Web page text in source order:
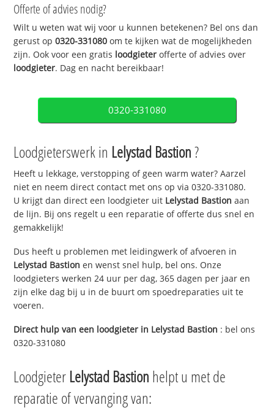
Offerte of advies nodig?
Wilt u weten wat wij voor u kunnen betekenen? Bel ons dan
gerust op0320-331080 om te kijken wat de mogelijkheden
zijn. Ook voor een gratis loodgieter offerte of advies over
loodgieter. Dag en nacht bereikbaar!
0320-331080
Loodgieterswerk in Lelystad Bastion?
Heeft u lekkage, verstopping of geen warm water? Aarzel
niet en neem direct contact met ons op via 0320-331080.
U krijgt dan direct een loodgieter uit Lelystad Bastionaan
de lijn. Bij ons regelt u een reparatie of offerte dus snel en
gemakkelijk!
Dus heeft u problemen met leidingwerk of afvoeren in
Lelystad Bastionen wenst snel hulp, bel ons. Onze
loodgieters werken 24 uur per dag, 365 dagen per jaar en
zijn elke dag bij u in de buurt om spoedreparaties uit te
voeren.
Direct hulp van een loodgieter in Lelystad Bastion : bel ons
0320-331080
Loodgieter Lelystad Bastion helpt u met de
reparatie of vervanging van: